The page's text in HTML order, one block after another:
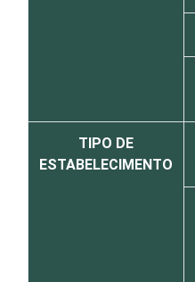
TIPO DE
ESTABELECIMENTO